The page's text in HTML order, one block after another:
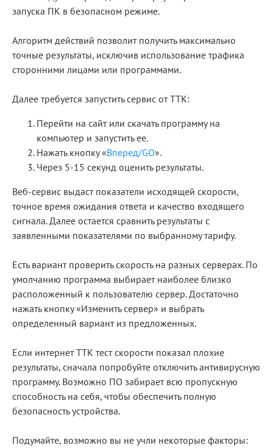
запуска ПК в безопасном режиме.
Алгоритм действий позволит получить максимально
точные результаты, исключив использование трафика
сторонними лицами или программами.
Далее требуется запустить сервис от ТТК:
Перейти на сайт или скачать программу на
компьютер и запустить ее.
Нажать кнопку «Вперед/GO».
Через 5-15 секунд оценить результаты.
Веб-сервис выдаст показатели исходящей скорости,
точное время ожидания ответа и качество входящего
сигнала. Далее остается сравнить результаты с
заявленными показателями по выбранному тарифу.
Есть вариант проверить скорость на разных серверах. По
умолчанию программа выбирает наиболее близко
расположенный к пользователю сервер. Достаточно
нажать кнопку «Изменить сервер» и выбрать
определенный вариант из предложенных.
Если интернет ТТК тест скорости показал плохие
результаты, сначала попробуйте отключить антивирусную
программу. Возможно ПО забирает всю пропускную
способность на себя, чтобы обеспечить полную
безопасность устройства.
Подумайте, возможно вы не учли некоторые факторы: